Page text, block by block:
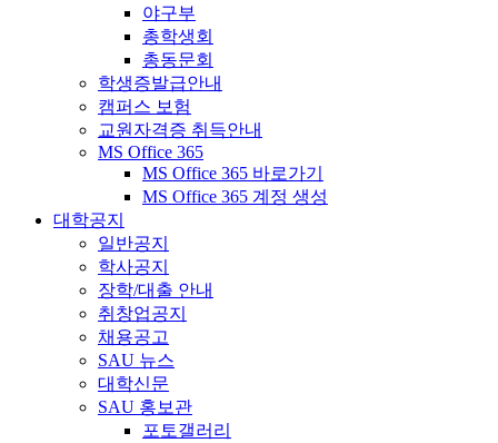
야구부
총학생회
총동문회
학생증발급안내
캠퍼스 보험
교원자격증 취득안내
MS Office 365
MS Office 365 바로가기
MS Office 365 계정 생성
대학공지
일반공지
학사공지
장학/대출 안내
취창업공지
채용공고
SAU 뉴스
대학신문
SAU 홍보관
포토갤러리